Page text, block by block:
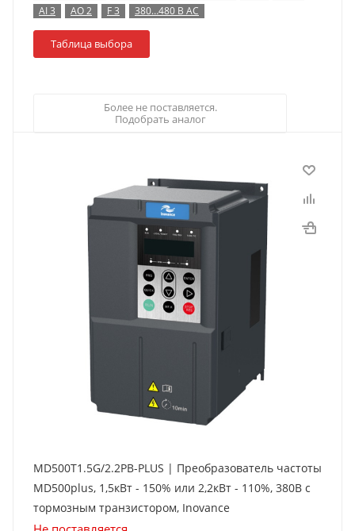
AI 3
AO 2 F 3 380…480 В AC
Таблица выбора
Более не поставляется.
Подобрать аналог
MD500T1.5G/2.2PB-PLUS | Преобразователь частоты
MD500plus, 1,5кВт - 150% или 2,2кВт - 110%, 380В с
тормозным транзистором, Inovance